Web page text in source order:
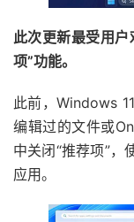
此次更新最受用
项”功能。
此前，Windows
编辑过的文件或
中关闭“推荐项”，
应用。